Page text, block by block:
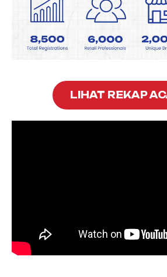
LIHAT REKAP